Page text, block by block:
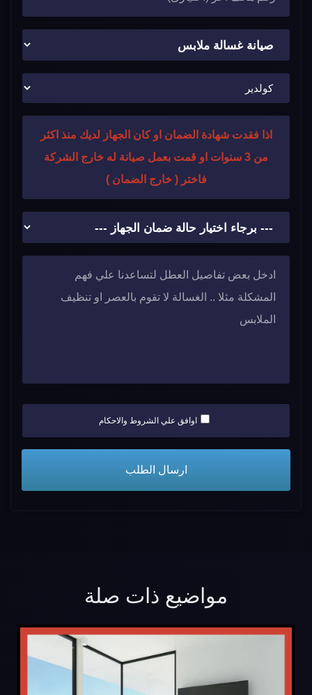
اذا فقدت شهادة الضمان او كان الجهاز لديك منذ اكثر
من 3 سنوات او قمت بعمل صيانة له خارج الشركة
فاختر ( خارج الضمان )
اوافق علي الشروط والاحكام
مواضيع ذات صلة